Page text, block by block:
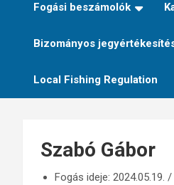
Fogási beszámolók
Bizományos
Local Fishing Regulation
Szabó Gábor
Fogás ideje: 2024.05.19.